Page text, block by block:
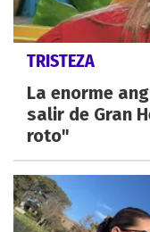
TRISTEZA
La enorme
salir de Gran
roto"